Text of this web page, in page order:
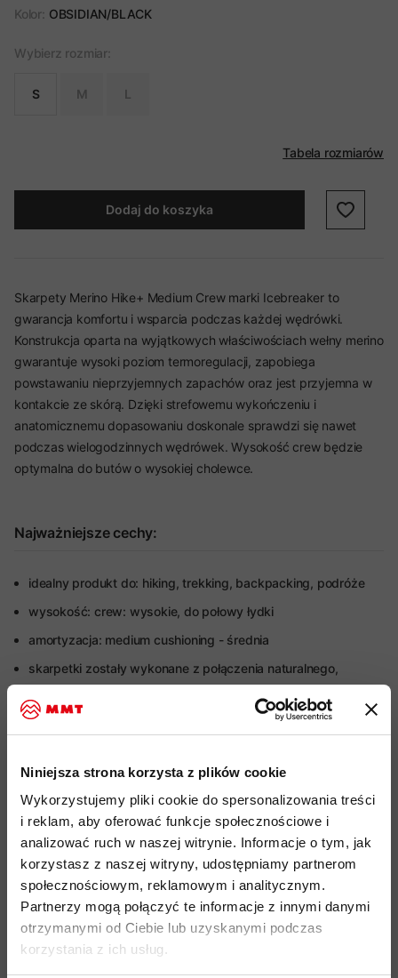
Niniejsza strona korzysta z plików cookie
Wykorzystujemy pliki cookie do spersonalizowania treści
i reklam, aby oferować funkcje społecznościowe i
analizować ruch w naszej witrynie. Informacje o tym, jak
korzystasz z naszej witryny, udostępniamy partnerom
społecznościowym, reklamowym i analitycznym.
Partnerzy mogą połączyć te informacje z innymi danymi
otrzymanymi od Ciebie lub uzyskanymi podczas
korzystania z ich usług.
Kolor: OBSIDIAN/BLACK
Wybierz rozmiar:
S M L
Tabela rozmiarów
Dodaj do koszyka
Skarpety Merino Hike+ Medium Crew marki Icebreaker to
gwarancja komfortu i wsparcia podczas każdej wędrówki.
Konstrukcja oparta na wyjątkowych właściwościach wełny merino
gwarantuje wysoki poziom termoregulacji, zapobiega
powstawaniu nieprzyjemnych zapachów oraz jest przyjemna w
kontakcie ze skórą. Dzięki strefowemu wykończeniu i
anatomicznemu dopasowaniu doskonale sprawdzi się nawet
podczas wielogodzinnych wędrówek. Wysokość crew będzie
optymalna do butów o wysokiej cholewce.
Najważniejsze cechy:
idealny produkt do: hiking, trekking, backpacking, podróże
wysokość: crew: wysokie, do połowy łydki
amortyzacja: medium cushioning - średnia
skarpetki zostały wykonane z połączenia naturalnego,
miękkiego włókna z wełny merino, nylonu i lycry dla
zapewnienia wysokiej elastyczności materiału
wełna merynosów charakteryzuje się właściwościami
odporna na powstawanie nieprzyjemnych zapachów i
posiadają naturalne właściwości antybakteryjne
przyjazność środowiskowa: marka Icebreaker posiada
standard ZQ - lider w etycznej produkcji wełny Merino,
wyznaczającym najwyższe standardy jakości włókien, dbaniu
o dobrostan zwierząt, a także ochronę środowiska i
odpowiedzialności społecznej
kod produktu: IB0A578I0